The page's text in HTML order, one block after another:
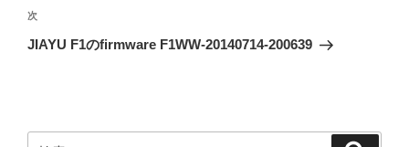
ゲ
ー
次
の
次
JIAYU F1のfirmware F1WW-20140714-200639